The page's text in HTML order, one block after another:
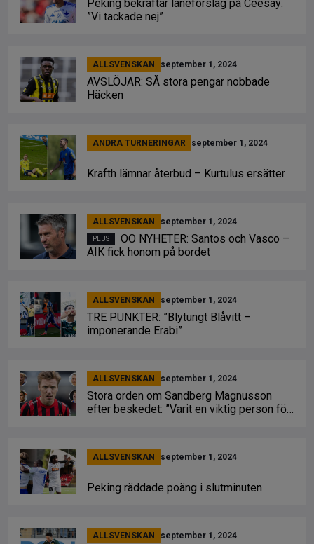
Peking bekräftar låneförslag på Ceesay:
”Vi tackade nej”
ALLSVENSKAN september 1, 2024
AVSLÖJAR: SÅ stora pengar nobbade
Häcken
ANDRA TURNERINGAR september 1, 2024
Krafth lämnar återbud – Kurtulus ersätter
ALLSVENSKAN september 1, 2024
OO NYHETER: Santos och Vasco –
AIK fick honom på bordet
ALLSVENSKAN september 1, 2024
TRE PUNKTER: ”Blytungt Blåvitt –
imponerande Erabi”
ALLSVENSKAN september 1, 2024
Stora orden om Sandberg Magnusson
efter beskedet: ”Varit en viktig person för
ALLSVENSKAN september 1, 2024
Peking räddade poäng i slutminuten
ALLSVENSKAN september 1, 2024